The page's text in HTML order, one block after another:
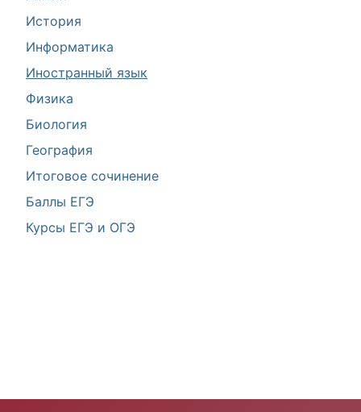
История
Информатика
Иностранный язык
Физика
Биология
География
Итоговое сочинение
Баллы ЕГЭ
Курсы ЕГЭ и ОГЭ